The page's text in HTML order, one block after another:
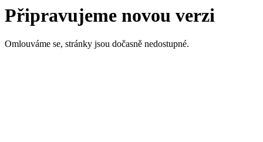
Připravujeme novou verzi
Omlouváme se, stránky jsou dočasně nedostupné.